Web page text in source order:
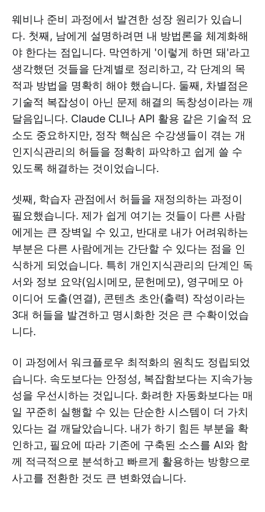
웨비나 준비 과정에서 발견한 성장 원리가 있습니
다. 첫째, 남에게 설명하려면 내 방법론을 체계화해
야 한다는 점입니다. 막연하게 '이렇게 하면 돼'라고
생각했던 것들을 단계별로 정리하고, 각 단계의 목
적과 방법을 명확히 해야 했습니다. 둘째, 차별점은
기술적 복잡성이 아닌 문제 해결의 독창성이라는 깨
달음입니다. Claude CLI나 API 활용 같은 기술적 요
소도 중요하지만, 정작 핵심은 수강생들이 겪는 개
인지식관리의 허들을 정확히 파악하고 쉽게 쓸 수
있도록 해결하는 것이었습니다.
셋째, 학습자 관점에서 허들을 재정의하는 과정이
필요했습니다. 제가 쉽게 여기는 것들이 다른 사람
에게는 큰 장벽일 수 있고, 반대로 내가 어려워하는
부분은 다른 사람에게는 간단할 수 있다는 점을 인
식하게 되었습니다. 특히 개인지식관리의 단계인 독
서와 정보 요약(임시메모, 문헌메모), 영구메모 아
이디어 도출(연결), 콘텐츠 초안(출력) 작성이라는
3대 허들을 발견하고 명시화한 것은 큰 수확이었습
니다.
이 과정에서 워크플로우 최적화의 원칙도 정립되었
습니다. 속도보다는 안정성, 복잡함보다는 지속가능
성을 우선시하는 것입니다. 화려한 자동화보다는 매
일 꾸준히 실행할 수 있는 단순한 시스템이 더 가치
있다는 걸 깨달았습니다. 내가 하기 힘든 부분을 확
인하고, 필요에 따라 기존에 구축된 소스를 AI와 함
께 적극적으로 분석하고 빠르게 활용하는 방향으로
사고를 전환한 것도 큰 변화였습니다.